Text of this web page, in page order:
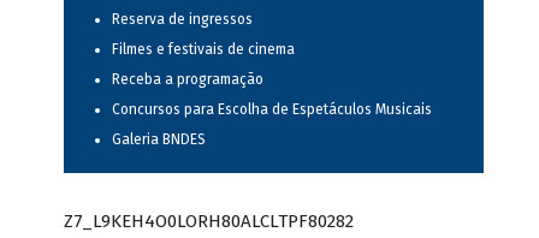
Reserva de ingressos
Filmes e festivais de cinema
Receba a programação
Concursos para Escolha de Espetáculos Musicais
Galeria BNDES
Z7_L9KEH4O0LORH80ALCLTPF80282